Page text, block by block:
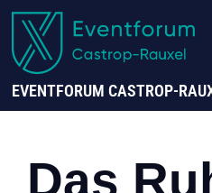
EVENTFORUM CASTROP-
Das